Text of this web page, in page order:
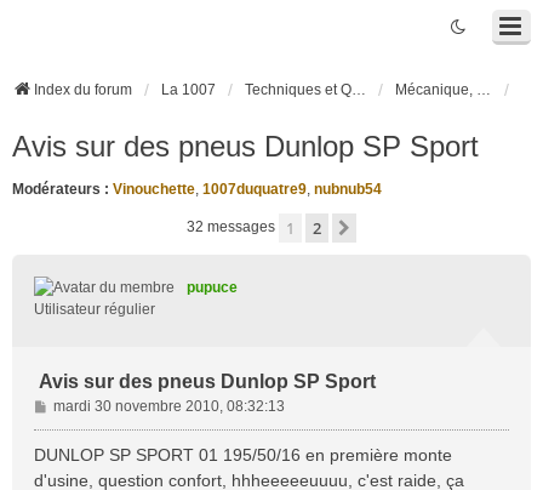
Index du forum La 1007 Techniques et Questions Mécanique, liaison au sol et pneumatiques
Avis sur des pneus Dunlop SP Sport
Modérateurs : Vinouchette, 1007duquatre9, nubnub54
32 messages 1 2
pupuce
Utilisateur régulier
Avis sur des pneus Dunlop SP Sport
M
e
s
mardi 30 novembre 2010, 08:32:13
DUNLOP SP SPORT 01 195/50/16 en première monte
d'usine, question confort, hhheeeeeuuuu, c'est raide, ça